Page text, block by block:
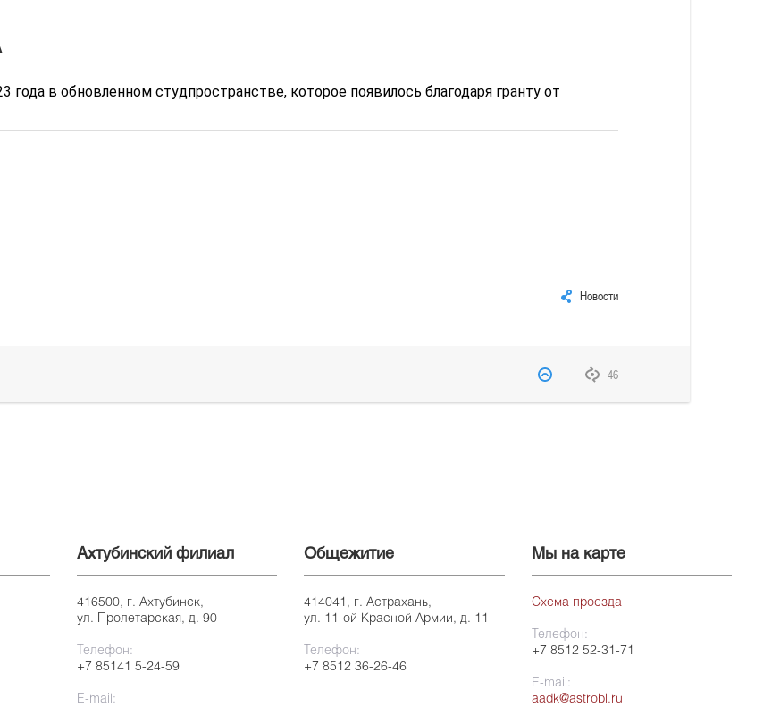
в обновленном студпространстве, которое появилось благодаря гранту от
Новости
46
Ахтубинский филиал
416500, г. Ахтубинск,
ул. Пролетарская, д. 90
Телефон:
+7 85141 5-24-59
E-mail:
Общежитие
414041, г. Астрахань,
ул. 11-ой Красной Армии, д. 11
Телефон:
+7 8512 36-26-46
Мы на карте
Схема проезда
Телефон:
+7 8512 52-31-71
E-mail:
aadk@astrobl.ru